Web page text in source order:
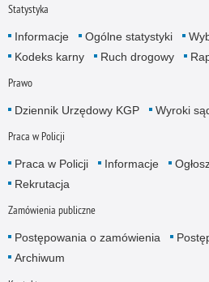
Statystyka
Informacje Ogólne statystyki
Kodeks karny
Ruch drogowy
Prawo
Dziennik Urzędowy KGP Wyroki
Praca w Policji
Praca w Policji Informacje
Rekrutacja
Zamówienia publiczne
Postępowania o zamówienia
Archiwum